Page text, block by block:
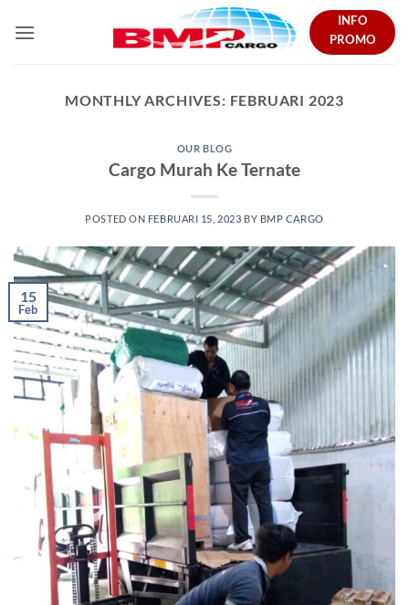
INFO
PROMO
MONTHLY ARCHIVES: FEBRUARI 2023
OUR BLOG
Cargo Murah Ke Ternate
POSTED ON FEBRUARI 15, 2023 BY BMP CARGO
15
Feb